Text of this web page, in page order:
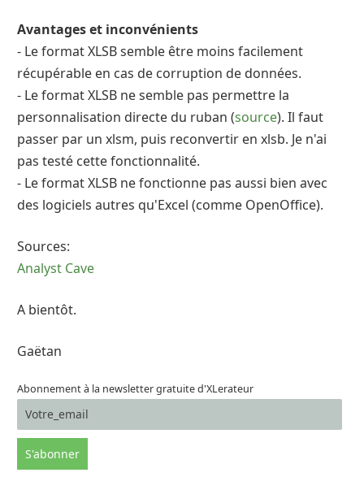
Avantages et inconvénients
- Le format XLSB semble être moins facilement
récupérable en cas de corruption de données.
- Le format XLSB ne semble pas permettre la
personnalisation directe du ruban (source). Il faut
passer par un xlsm, puis reconvertir en xlsb. Je n'ai
pas testé cette fonctionnalité.
- Le format XLSB ne fonctionne pas aussi bien avec
des logiciels autres qu'Excel (comme OpenOffice).
Sources:
Analyst Cave
A bientôt.
Gaëtan
Abonnement à la newsletter gratuite d'XLerateur